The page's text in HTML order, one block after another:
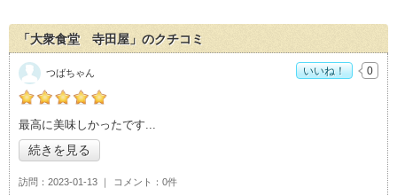
「大衆食堂 寺田屋」のクチコミ
つばちゃんの「大衆食堂 寺田屋>」おすすめ度：
最高に美味しかったです
続きを見る
訪問 2023-01-13 コメント 0件
つばちゃん いいね！ 0